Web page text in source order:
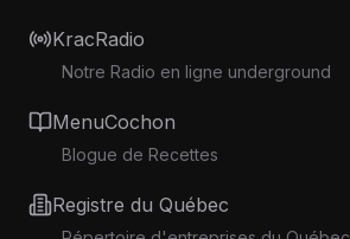
KracRadio
Notre Radio en ligne underground
MenuCochon
Blogue de Recettes
Registre du Québec